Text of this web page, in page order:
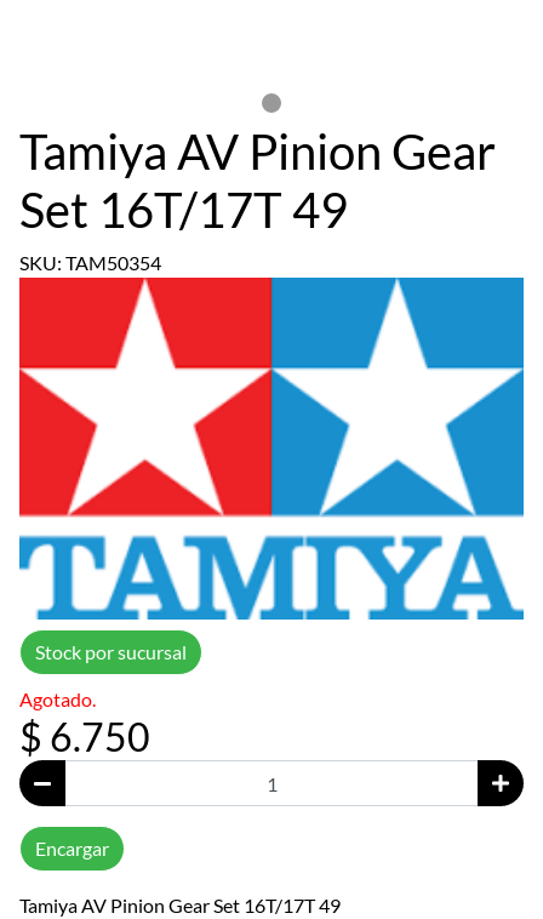
Tamiya AV Pinion Gear
Set 16T/17T 49
SKU: TAM50354
Stock por sucursal
Agotado.
$ 6.750
Encargar
Tamiya AV Pinion Gear Set 16T/17T 49